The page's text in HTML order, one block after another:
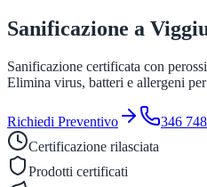
Sanificazione a
Sanificazione certificata con
Elimina virus, batteri e allergeni
Richiedi Preventivo
346
Certificazione rilasciata
Prodotti certificati